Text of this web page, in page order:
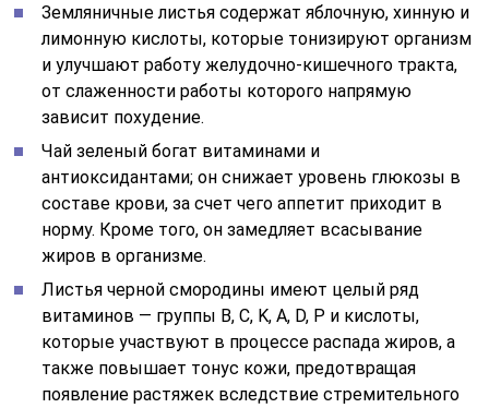
Земляничные листья содержат яблочную, хинную и
лимонную кислоты, которые тонизируют организм
и улучшают работу желудочно-кишечного тракта,
от слаженности работы которого напрямую
зависит похудение.
Чай зеленый богат витаминами и
антиоксидантами; он снижает уровень глюкозы в
составе крови, за счет чего аппетит приходит в
норму. Кроме того, он замедляет всасывание
жиров в организме.
Листья черной смородины имеют целый ряд
витаминов — группы B, C, K, A, D, P и кислоты,
которые участвуют в процессе распада жиров, а
также повышает тонус кожи, предотвращая
появление растяжек вследствие стремительного